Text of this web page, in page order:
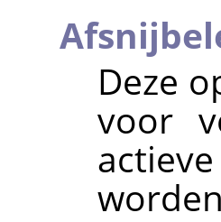
Deze
voor